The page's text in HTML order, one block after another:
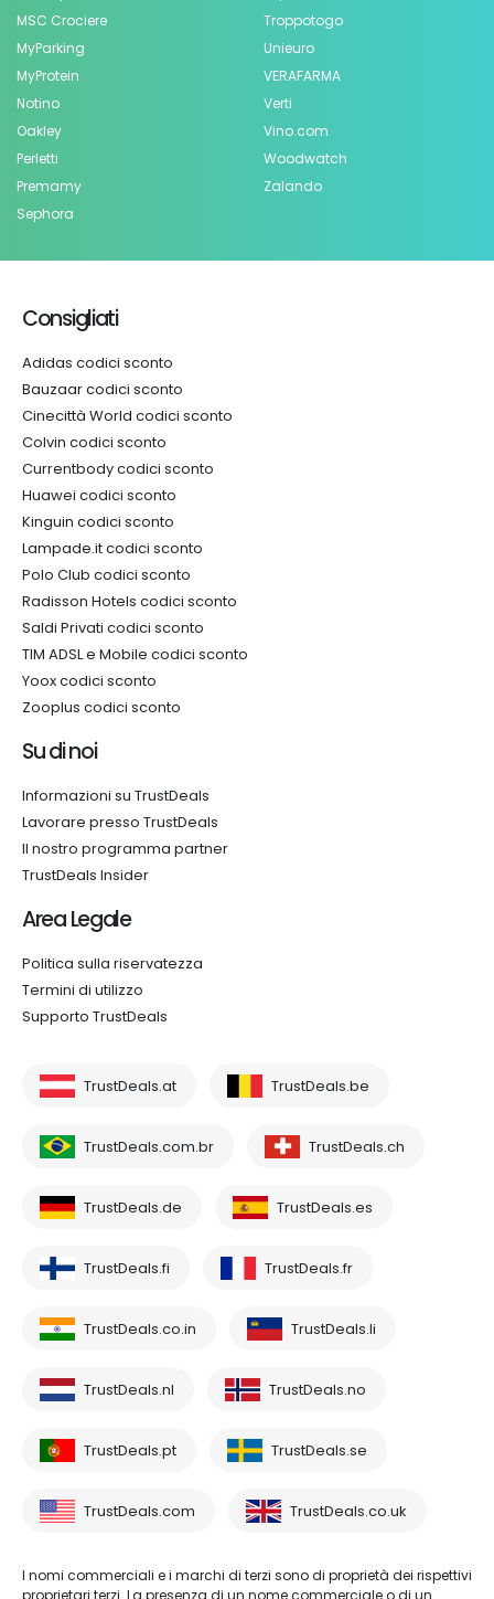
MSC Crociere
MyParking
MyProtein
Notino
Oakley
Perletti
Premamy
Sephora
Troppotogo
Unieuro
VERAFARMA
Verti
Vino.com
Woodwatch
Zalando
Consigliati
Adidas codici sconto
Bauzaar codici sconto
Cinecittà World codici sconto
Colvin codici sconto
Currentbody codici sconto
Huawei codici sconto
Kinguin codici sconto
Lampade.it codici sconto
Polo Club codici sconto
Radisson Hotels codici sconto
Saldi Privati codici sconto
TIM ADSL e Mobile codici sconto
Yoox codici sconto
Zooplus codici sconto
Su di noi
Informazioni su TrustDeals
Lavorare presso TrustDeals
Il nostro programma partner
TrustDeals Insider
Area Legale
Politica sulla riservatezza
Termini di utilizzo
Supporto TrustDeals
TrustDeals.at TrustDeals.be
TrustDeals.com.br TrustDeals.ch
TrustDeals.de TrustDeals.es
TrustDeals.fi TrustDeals.fr
TrustDeals.co.in TrustDeals.li
TrustDeals.nl TrustDeals.no
TrustDeals.pt TrustDeals.se
TrustDeals.com TrustDeals.co.uk
I nomi commerciali e i marchi di terzi sono di proprietà dei rispettivi
proprietari terzi. La presenza di un nome commerciale o di un